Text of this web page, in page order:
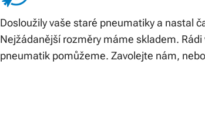
Dosloužily vaše staré pneumatiky a nastal
Nejžádanější rozměry máme skladem.
pneumatik pomůžeme. Zavolejte nám,